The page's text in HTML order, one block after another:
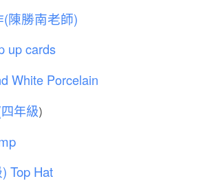
(陳勝南老師)
up cards
White Porcelain
年級)
Top Hat